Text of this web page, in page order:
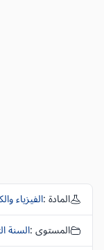
المادة :الفيزياء
المستوى :السنة